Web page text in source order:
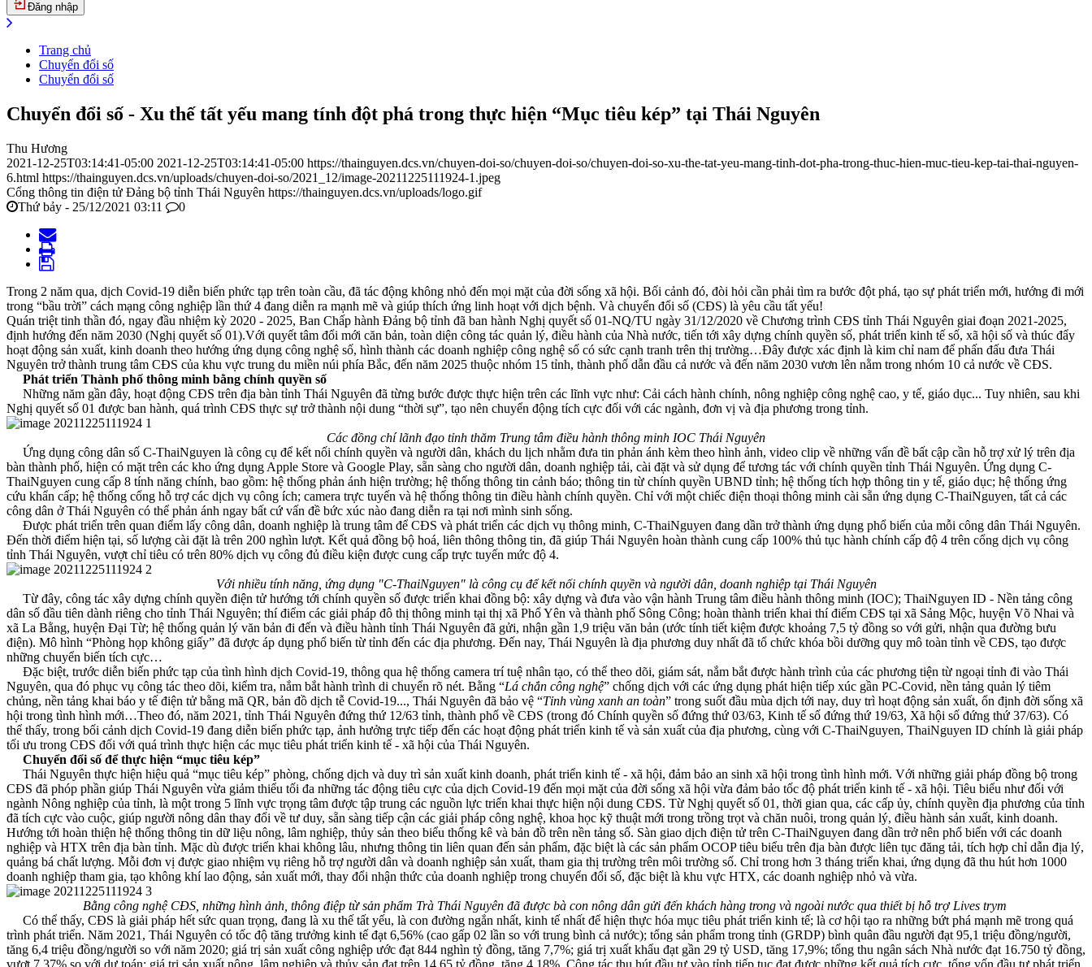
Đăng nhập
Trang chủ
Chuyển đổi số
Chuyển đổi số
Chuyển đổi số - Xu thế tất yếu mang tính đột phá trong thực hiện “Mục tiêu kép” tại Thái Nguyên
Thu Hương
2021-12-25T03:14:41-05:00 2021-12-25T03:14:41-05:00 https://thainguyen.dcs.vn/chuyen-doi-so/chuyen-doi-so/chuyen-doi-so-xu-the-tat-yeu-mang-tinh-dot-pha-trong-thuc-hien-muc-tieu-kep-tai-thai-nguyen-
6.html https://thainguyen.dcs.vn/uploads/chuyen-doi-so/2021_12/image-20211225111924-1.jpeg
Cổng thông tin điện tử Đảng bộ tỉnh Thái Nguyên https://thainguyen.dcs.vn/uploads/logo.gif
Thứ bảy - 25/12/2021 03:11
0
Trong 2 năm qua, dịch Covid-19 diễn biến phức tạp trên toàn cầu, đã tác động không nhỏ đến mọi mặt của đời sống xã hội. Bối cảnh đó, đòi hỏi cần phải tìm ra bước đột phá, tạo sự phát triển mới, hướng đi mới
trong “bầu trời” cách mạng công nghiệp lần thứ 4 đang diễn ra mạnh mẽ và giúp thích ứng linh hoạt với dịch bệnh. Và chuyển đổi số (CĐS) là yêu cầu tất yếu!
Quán triệt tinh thần đó, ngay đầu nhiệm kỳ 2020 - 2025, Ban Chấp hành Đảng bộ tỉnh đã ban hành Nghị quyết số 01-NQ/TU ngày 31/12/2020 về Chương trình CĐS tỉnh Thái Nguyên giai đoạn 2021-2025,
định hướng đến năm 2030 (Nghị quyết số 01).Với quyết tâm đổi mới căn bản, toàn diện công tác quản lý, điều hành của Nhà nước, tiến tới xây dựng chính quyền số, phát triển kinh tế số, xã hội số và thúc đẩy
hoạt động sản xuất, kinh doanh theo hướng ứng dụng công nghệ số, hình thành các doanh nghiệp công nghệ số có sức cạnh tranh trên thị trường…Đây được xác định là kim chỉ nam để phấn đấu đưa Thái
Nguyên trở thành trung tâm CĐS của khu vực trung du miền núi phía Bắc, đến năm 2025 thuộc nhóm 15 tỉnh, thành phố dẫn đầu cả nước và đến năm 2030 vươn lên nằm trong nhóm 10 cả nước về CĐS.
Phát triển Thành phố thông minh bằng chính quyền số
Những năm gần đây, hoạt động CĐS trên địa bàn tỉnh Thái Nguyên đã từng bước được thực hiện trên các lĩnh vực như: Cải cách hành chính, nông nghiệp công nghệ cao, y tế, giáo dục... Tuy nhiên, sau khi
Nghị quyết số 01 được ban hành, quá trình CĐS thực sự trở thành nội dung “thời sự”, tạo nên chuyển động tích cực đối với các ngành, đơn vị và địa phương trong tỉnh.
Các đồng chí lãnh đạo tỉnh thăm Trung tâm điều hành thông minh IOC Thái Nguyên
Ứng dụng công dân số C-ThaiNguyen là công cụ để kết nối chính quyền và người dân, khách du lịch nhằm đưa tin phản ánh kèm theo hình ảnh, video clip về những vấn đề bất cập cần hỗ trợ xử lý trên địa
bàn thành phố, hiện có mặt trên các kho ứng dụng Apple Store và Google Play, sẵn sàng cho người dân, doanh nghiệp tải, cài đặt và sử dụng để tương tác với chính quyền tỉnh Thái Nguyên. Ứng dụng C-
ThaiNguyen cung cấp 8 tính năng chính, bao gồm: hệ thống phản ánh hiện trường; hệ thống thông tin cảnh báo; thông tin từ chính quyền UBND tỉnh; hệ thống tích hợp thông tin y tế, giáo dục; hệ thống ứng
cứu khẩn cấp; hệ thống cổng hỗ trợ các dịch vụ công ích; camera trực tuyến và hệ thống thông tin điều hành chính quyền. Chỉ với một chiếc điện thoại thông minh cài sẵn ứng dụng C-ThaiNguyen, tất cả các
công dân ở Thái Nguyên có thể phản ánh ngay bất cứ vấn đề bức xúc nào đang diễn ra tại nơi mình sinh sống.
Được phát triển trên quan điểm lấy công dân, doanh nghiệp là trung tâm để CĐS và phát triển các dịch vụ thông minh, C-ThaiNguyen đang dần trở thành ứng dụng phổ biến của mỗi công dân Thái Nguyên.
Đến thời điểm hiện tại, số lượng cài đặt là trên 200 nghìn lượt. Kết quả đồng bộ hoá, liên thông thông tin, đã giúp Thái Nguyên hoàn thành cung cấp 100% thủ tục hành chính cấp độ 4 trên cổng dịch vụ công
tỉnh Thái Nguyên, vượt chỉ tiêu có trên 80% dịch vụ công đủ điều kiện được cung cấp trực tuyến mức độ 4.
Với nhiều tính năng, ứng dụng "C-ThaiNguyen" là công cụ để kết nối chính quyền và người dân, doanh nghiệp tại Thái Nguyên
Từ đây, công tác xây dựng chính quyền điện tử hướng tới chính quyền số được triển khai đồng bộ: xây dựng và đưa vào vận hành Trung tâm điều hành thông minh (IOC); ThaiNguyen ID - Nền tảng công
dân số đầu tiên dành riêng cho tỉnh Thái Nguyên; thí điểm các giải pháp đô thị thông minh tại thị xã Phổ Yên và thành phố Sông Công; hoàn thành triển khai thí điểm CĐS tại xã Sảng Mộc, huyện Võ Nhai và
xã La Bằng, huyện Đại Từ; hệ thống quản lý văn bản đi đến và điều hành tỉnh Thái Nguyên đã gửi, nhận gần 1,9 triệu văn bản (ước tính tiết kiệm được khoảng 7,5 tỷ đồng so với gửi, nhận qua đường bưu
điện). Mô hình “Phòng họp không giấy” đã được áp dụng phổ biến từ tỉnh đến các địa phương. Đến nay, Thái Nguyên là địa phương duy nhất đã tổ chức khóa bồi dưỡng quy mô toàn tỉnh về CĐS, tạo được
những chuyển biến tích cực…
Đặc biệt, trước diễn biến phức tạp của tình hình dịch Covid-19, thông qua hệ thống camera trí tuệ nhân tạo, có thể theo dõi, giám sát, nắm bắt được hành trình của các phương tiện từ ngoại tỉnh đi vào Thái
Nguyên, qua đó phục vụ công tác theo dõi, kiểm tra, nắm bắt hành trình di chuyển rõ nét. Bằng “Lá chắn công nghệ” chống dịch với các ứng dụng phát hiện tiếp xúc gần PC-Covid, nền tảng quản lý tiêm
chủng, nền tảng khai báo y tế điện tử bằng mã QR, bản đồ dịch tễ Covid-19..., Thái Nguyên đã bảo vệ “Tỉnh vùng xanh an toàn” trong suốt đầu mùa dịch tới nay, duy trì hoạt động sản xuất, ổn định đời sống xã
hội trong tình hình mới…Theo đó, năm 2021, tỉnh Thái Nguyên đứng thứ 12/63 tỉnh, thành phố về CĐS (trong đó Chính quyền số đứng thứ 03/63, Kinh tế số đứng thứ 19/63, Xã hội số đứng thứ 37/63). Có
thể thấy, trong bối cảnh dịch Covid-19 đang diễn biến phức tạp, ảnh hưởng trực tiếp đến các hoạt động phát triển kinh tế và sản xuất của địa phương, cùng với C-ThaiNguyen, ThaiNguyen ID chính là giải pháp
tối ưu trong CĐS đối với quá trình thực hiện các mục tiêu phát triển kinh tế - xã hội của Thái Nguyên.
Chuyển đổi số để thực hiện “mục tiêu kép”
Thái Nguyên thực hiện hiệu quả “mục tiêu kép” phòng, chống dịch và duy trì sản xuất kinh doanh, phát triển kinh tế - xã hội, đảm bảo an sinh xã hội trong tình hình mới. Với những giải pháp đồng bộ trong
CĐS đã phóp phần giúp Thái Nguyên vừa giảm thiểu tối đa những tác động tiêu cực của dịch Covid-19 đến mọi mặt của đời sống xã hội vừa đảm bảo tốc độ phát triển kinh tế - xã hội. Tiêu biểu như đối với
ngành Nông nghiệp của tỉnh, là một trong 5 lĩnh vực trọng tâm được tập trung các nguồn lực triển khai thực hiện nội dung CĐS. Từ Nghị quyết số 01, thời gian qua, các cấp ủy, chính quyền địa phương của tỉnh
đã tích cực vào cuộc, giúp người nông dân thay đổi về tư duy, sẵn sàng tiếp cận các giải pháp công nghệ, khoa học kỹ thuật mới trong trồng trọt và chăn nuôi, trong quản lý, điều hành sản xuất, kinh doanh.
Hướng tới hoàn thiện hệ thống thông tin dữ liệu nông, lâm nghiệp, thủy sản theo biểu thống kê và bản đồ trên nền tảng số. Sàn giao dịch điện tử trên C-ThaiNguyen đang dần trở nên phổ biến với các doanh
nghiệp và HTX trên địa bàn tỉnh. Mặc dù được triển khai không lâu, nhưng thông tin liên quan đến sản phẩm, đặc biệt là các sản phẩm OCOP tiêu biểu trên địa bàn được liên tục đăng tải, tích hợp chỉ dẫn địa lý,
quảng bá chất lượng. Mỗi đơn vị được giao nhiệm vụ riêng hỗ trợ người dân và doanh nghiệp sản xuất, tham gia thị trường trên môi trường số. Chỉ trong hơn 3 tháng triển khai, ứng dụng đã thu hút hơn 1000
doanh nghiệp tham gia, tạo không khí lao động, sản xuất mới, thay đổi nhận thức của doanh nghiệp trong chuyển đổi số, đặc biệt là khu vực HTX, các doanh nghiệp nhỏ và vừa.
Bằng công nghệ CĐS, những hình ảnh, thông điệp từ sản phẩm Trà Thái Nguyên đã được bà con nông dân gửi đến khách hàng trong và ngoài nước qua thiết bị hỗ trợ Lives trym
Có thể thấy, CĐS là giải pháp hết sức quan trọng, đang là xu thế tất yếu, là con đường ngắn nhất, kinh tế nhất để hiện thực hóa mục tiêu phát triển kinh tế; là cơ hội tạo ra những bứt phá mạnh mẽ trong quá
trình phát triển. Năm 2021, Thái Nguyên có tốc độ tăng trưởng kinh tế đạt 6,56% (cao gấp 02 lần so với trung bình cả nước); tổng sản phẩm trong tỉnh (GRDP) bình quân đầu người đạt 95,1 triệu đồng/người,
tăng 6,4 triệu đồng/người so với năm 2020; giá trị sản xuất công nghiệp ước đạt 844 nghìn tỷ đồng, tăng 7,7%; giá trị xuất khẩu đạt gần 29 tỷ USD, tăng 17,9%; tổng thu ngân sách Nhà nước đạt 16.750 tỷ đồng,
vượt 7,37% so với dự toán; giá trị sản xuất nông, lâm nghiệp và thủy sản đạt trên 14,65 tỷ đồng, tăng 4,18%. Công tác thu hút đầu tư vào tỉnh tiếp tục đạt được những kết quả tích cực, tổng vốn đầu tư phát triển